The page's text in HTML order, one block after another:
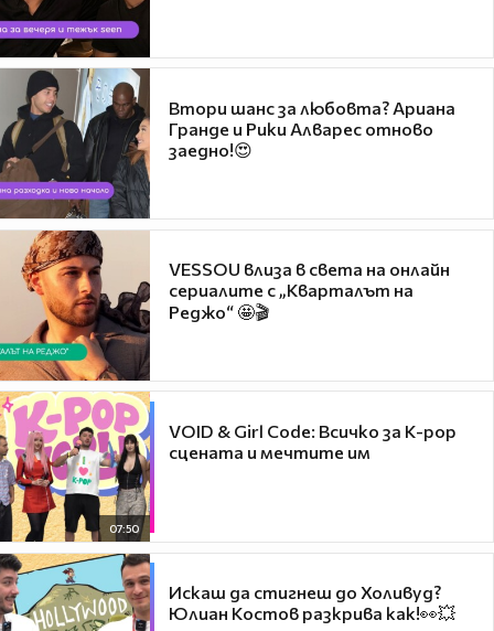
Втори шанс за любовта? Ариана
Гранде и Рики Алварес отново
заедно!😍
VESSOU влиза в света на онлайн
сериалите с „Кварталът на
Реджо“ 🤩🎬
07:50
VOID & Girl Code: Всичко за K-pop
сцената и мечтите им
Искаш да стигнеш до Холивуд?
Юлиан Костов разкрива как!👀💥